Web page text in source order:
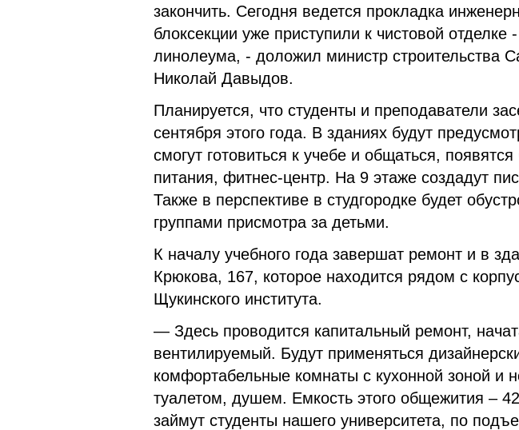
закончить. Сегодня ведется прокладка
блоксекции уже приступили к чистовой отделке
линолеума, - доложил министр строительства
Николай Давыдов.
Планируется, что студенты и преподаватели
сентября этого года. В зданиях будут
смогут готовиться к учебе и общаться, появятся
питания, фитнес-центр. На 9 этаже создадут
Также в перспективе в студгородке будет
группами присмотра за детьми.
К началу учебного года завершат ремонт и в
Крюкова, 167, которое находится рядом с
Щукинского института.
— Здесь проводится капитальный ремонт,
вентилируемый. Будут применяться
комфортабельные комнаты с кухонной зоной и
туалетом, душем. Емкость этого общежития –
займут студенты нашего университета, по